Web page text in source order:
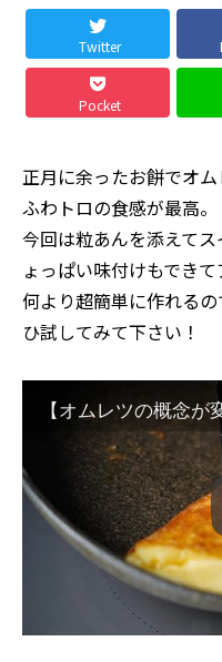
Twitter
Pocket
正月に余ったお餅でオ
ふわトロの食感が最高。
今回は粒あんを添えて
ょっぱい味付けもできて
何より超簡単に作れる
ひ試してみて下さい！